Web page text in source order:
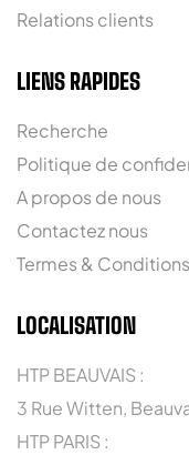
Relations clients
LIENS RAPIDES
Recherche
Politique de
A propos de nous
Contactez nous
Termes & Conditions
LOCALISATION
HTP BEAUVAIS :
3 Rue Witten,
HTP PARIS :